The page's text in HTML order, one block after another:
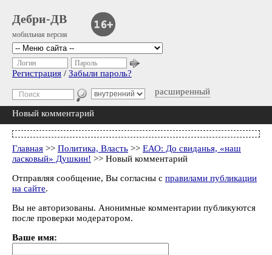
Дебри-ДВ
мобильная версия
расширенный
Логин Пароль
Регистрация / Забыли пароль?
Новый комментарий
Главная >> Политика, Власть >> ЕАО: До свиданья, «наш
ласковый» Душкин! >> Новый комментарий
Отправляя сообщение, Вы согласны с правилами публикации
на сайте.
Вы не авторизованы. Анонимные комментарии публикуются
после проверки модератором.
Ваше имя: